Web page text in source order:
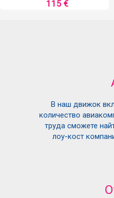
115 €
В наш движок
количество
труда сможете
лоу-кост